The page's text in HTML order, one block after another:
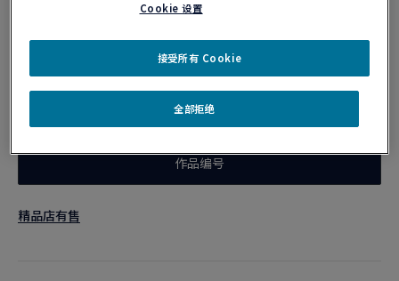
Force 10手链
个性化定制
作品编号
精品店有售
Cookie 设置
全部拒绝
接受所有 Cookie